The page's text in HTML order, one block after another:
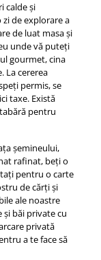
calde și
de explorare a
de luat masa și
unde vă puteți
gourmet, cina
La cererea
permis, se
taxe. Există
pentru
șemineului,
rafinat, beți o
pentru o carte
de cărți și
ale noastre
și băi private cu
privată
a te face să